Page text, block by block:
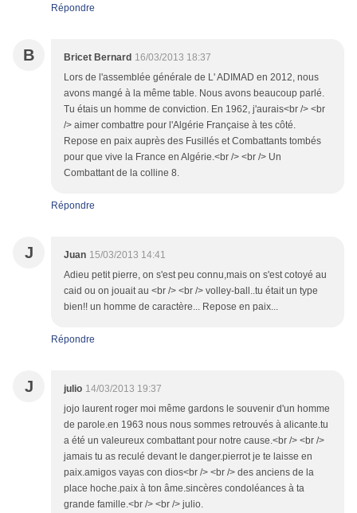
Répondre
B Bricet Bernard 16/03/2013 18:37
Lors de l'assemblée générale de L' ADIMAD en 2012, nous
avons mangé à la même table. Nous avons beaucoup parlé.
Tu étais un homme de conviction. En 1962, j'aurais<br /> <br
/> aimer combattre pour l'Algérie Française à tes côté.
Repose en paix auprès des Fusillés et Combattants tombés
pour que vive la France en Algérie.<br /> <br /> Un
Combattant de la colline 8.
Répondre
J Juan 15/03/2013 14:41
Adieu petit pierre, on s'est peu connu,mais on s'est cotoyé au
caid ou on jouait au <br /> <br /> volley-ball..tu était un type
bien!! un homme de caractère... Repose en paix...
Répondre
J julio 14/03/2013 19:37
jojo laurent roger moi même gardons le souvenir d'un homme
de parole.en 1963 nous nous sommes retrouvés à alicante.tu
a été un valeureux combattant pour notre cause.<br /> <br />
jamais tu as reculé devant le danger.pierrot je te laisse en
paix.amigos vayas con dios<br /> <br /> des anciens de la
place hoche.paix à ton âme.sincères condoléances à ta
grande famille.<br /> <br /> julio.